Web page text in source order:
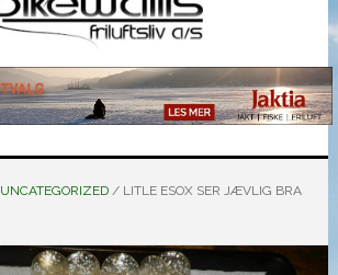
UNCATEGORIZED /LITLE ESOX SER JÆVLIG BRA